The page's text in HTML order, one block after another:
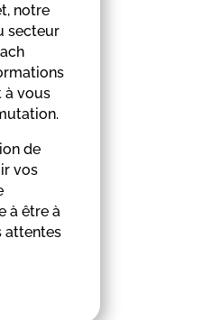
notre
secteur
à vous
de
vos
à être à
attentes